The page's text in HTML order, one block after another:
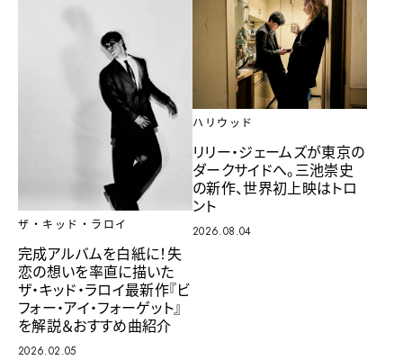
ザ・キッド・ラロイ
完成アルバムを白紙に！失
恋の想いを率直に描いた
ザ・キッド・ラロイ最新作『ビ
フォー・アイ・フォーゲット』
を解説＆おすすめ曲紹介
2026.02.05
ハリウッド
リリー・ジェームズが東京の
ダークサイドへ。三池崇史
の新作、世界初上映はトロ
ント
2026.08.04